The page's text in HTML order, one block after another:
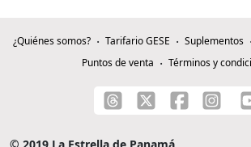
¿Quiénes somos? Tarifario GESE Suplementos
Puntos de venta
Términos y